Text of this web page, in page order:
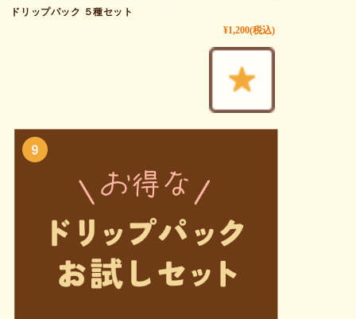
ドリップパック ５種セット
¥1,200(税込)